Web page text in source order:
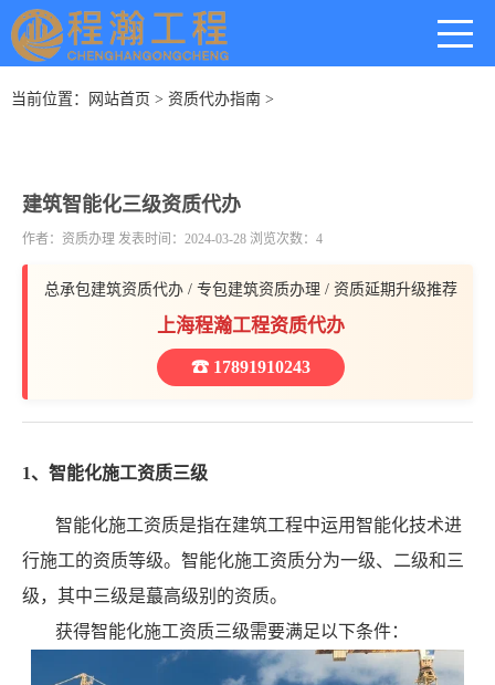
当前位置： 网站首页 > 资质代办指南 >
建筑智能化三级资质代办
作者：资质办理 发表时间：2024-03-28 浏览次数：4
总承包建筑资质代办 / 专包建筑资质办理 / 资质延期升级推荐
上海程瀚工程资质代办
☎ 17891910243
1、智能化施工资质三级
智能化施工资质是指在建筑工程中运用智能化技术进
行施工的资质等级。智能化施工资质分为一级、二级和三
级，其中三级是蕞高级别的资质。
获得智能化施工资质三级需要满足以下条件：